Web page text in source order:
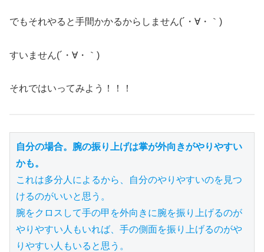
でもそれやると手間かかるからしません(´・∀・｀)
すいません(´・∀・｀)
それではいってみよう！！！
自分の場合。腕の振り上げは掌が外向きがやりやすい
かも。
これは多分人によるから、自分のやりやすいのを見つ
けるのがいいと思う。
腕をクロスして手の甲を外向きに腕を振り上げるのが
やりやすい人もいれば、手の側面を振り上げるのがや
りやすい人もいると思う。